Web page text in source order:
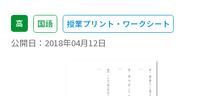
高 国語 授業プリント・ワークシート
公開日： 2018年04月12日